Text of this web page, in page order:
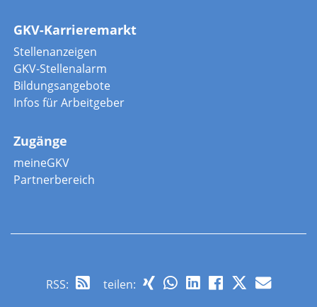
GKV-Karrieremarkt
Stellenanzeigen
GKV-Stellenalarm
Bildungsangebote
Infos für Arbeitgeber
Zugänge
meineGKV
Partnerbereich
RSS: teilen: